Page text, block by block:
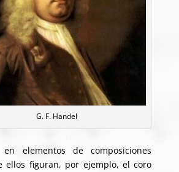
G. F. Handel
elementos de composiciones
ellos figuran, por ejemplo, el coro